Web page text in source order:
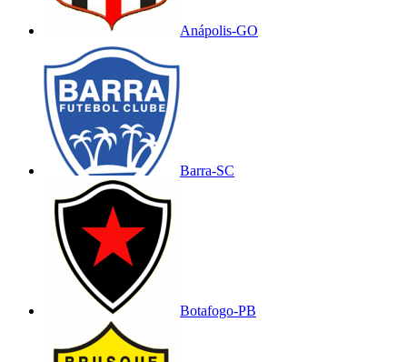
Anápolis-GO
Barra-SC
Botafogo-PB